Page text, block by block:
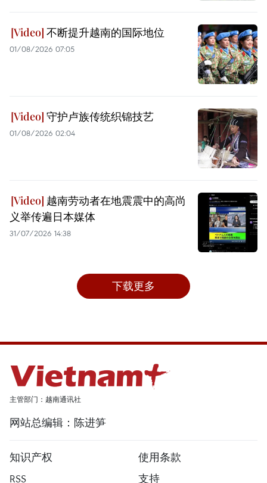
不断提升越南的国际地位
01/08/2026 07:05
守护卢族传统织锦技艺
01/08/2026 02:04
越南劳动者在地震震中的高尚
义举传遍日本媒体
31/07/2026 14:38
下载更多
主管部门：越南通讯社
网站总编辑：陈进笋
知识产权
使用条款
RSS
支持